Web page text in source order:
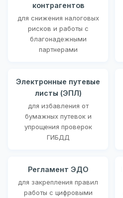
контрагентов
для снижения налоговых
рисков и работы с
благонадежными
партнерами
Электронные путевые
листы (ЭПЛ)
для избавления от
бумажных путевок и
упрощения проверок
ГИБДД
Регламент ЭДО
для закрепления правил
работы с цифровыми